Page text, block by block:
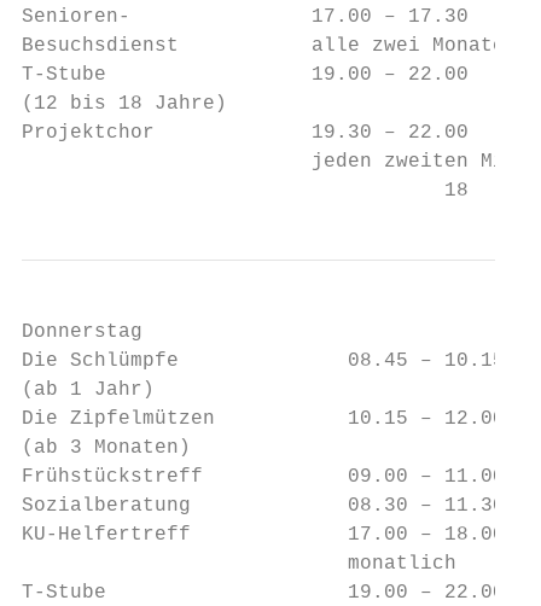
Senioren-               17.00 – 17.30
Besuchsdienst           alle zwei Monate
T-Stube                 19.00 – 22.00
(12 bis 18 Jahre)
Projektchor             19.30 – 22.00
jeden zweiten
                                   18
Donnerstag
Die Schlümpfe              08.45 – 10.15
(ab 1 Jahr)
Die Zipfelmützen           10.15 – 12.00
(ab 3 Monaten)
Frühstückstreff            09.00 – 11.00
Sozialberatung             08.30 – 11.30
KU-Helfertreff             17.00 – 18.00
                           monatlich
T-Stube                    19.00 – 22.00